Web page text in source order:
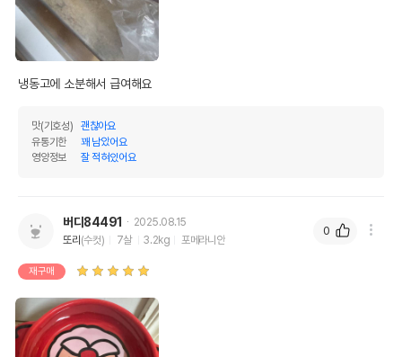
냉동고에 소분해서 급여해요
맛(기호성)
괜찮아요
유통기한
꽤 남았어요
영양정보
잘 적혀있어요
버디84491
2025.08.15
또리(수컷) 7살 3.2kg 포메라니안
재구매
0